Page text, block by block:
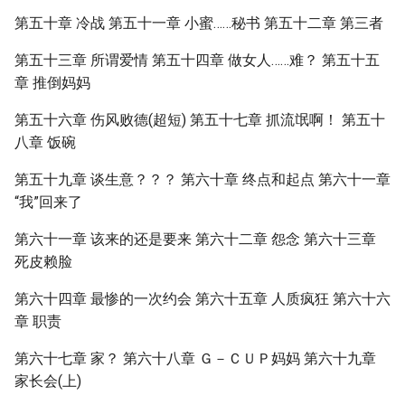
第五十章 冷战 第五十一章 小蜜……秘书 第五十二章 第三者
第五十三章 所谓爱情 第五十四章 做女人……难？ 第五十五
章 推倒妈妈
第五十六章 伤风败德(超短) 第五十七章 抓流氓啊！ 第五十
八章 饭碗
第五十九章 谈生意？？？ 第六十章 终点和起点 第六十一章
“我”回来了
第六十一章 该来的还是要来 第六十二章 怨念 第六十三章
死皮赖脸
第六十四章 最惨的一次约会 第六十五章 人质疯狂 第六十六
章 职责
第六十七章 家？ 第六十八章 Ｇ－ＣＵＰ妈妈 第六十九章
家长会(上)